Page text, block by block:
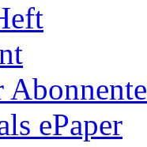
ePaper